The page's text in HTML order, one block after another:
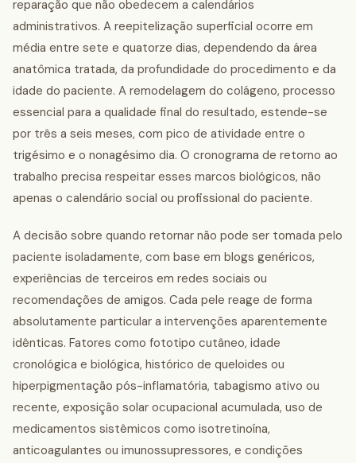
reparação que não obedecem a calendários
administrativos. A reepitelização superficial ocorre em
média entre sete e quatorze dias, dependendo da área
anatômica tratada, da profundidade do procedimento e da
idade do paciente. A remodelagem do colágeno, processo
essencial para a qualidade final do resultado, estende-se
por três a seis meses, com pico de atividade entre o
trigésimo e o nonagésimo dia. O cronograma de retorno ao
trabalho precisa respeitar esses marcos biológicos, não
apenas o calendário social ou profissional do paciente.
A decisão sobre quando retornar não pode ser tomada pelo
paciente isoladamente, com base em blogs genéricos,
experiências de terceiros em redes sociais ou
recomendações de amigos. Cada pele reage de forma
absolutamente particular a intervenções aparentemente
idênticas. Fatores como fototipo cutâneo, idade
cronológica e biológica, histórico de queloides ou
hiperpigmentação pós-inflamatória, tabagismo ativo ou
recente, exposição solar ocupacional acumulada, uso de
medicamentos sistêmicos como isotretinoína,
anticoagulantes ou imunossupressores, e condições